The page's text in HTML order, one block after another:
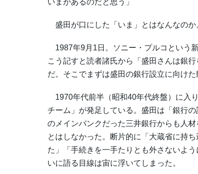
いまがあるのだと思う」
盛田が口にした「いま」とはなんなのか
1987年9月1日。ソニー・プルコという
こう記すと読者諸氏から「盛田さんは銀
だ。そこでまずは盛田の銀行設立に向けた
1970年代前半（昭和40年代終盤）に入
チーム」が発足している。盛田は「銀行
のメインバンクだった三井銀行からも人
とはしなかった。断片的に「大蔵省に持
た」「手続きを一手たりとも外さないよ
いに語る目線は宙に浮いてしまった。